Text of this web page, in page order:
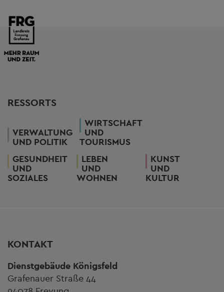
RESSORTS
VERWALTUNG
UND POLITIK
WIRTSCHAFT
UND
TOURISMUS
GESUNDHEIT
UND
SOZIALES
LEBEN
UND
WOHNEN
KUNST
UND
KULTUR
KONTAKT
Dienstgebäude Königsfeld
Grafenauer Straße 44